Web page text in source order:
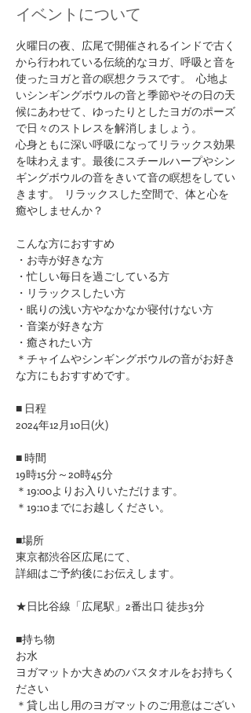
イベントについて
火曜日の夜、広尾で開催されるインドで古く
から行われている伝統的なヨガ、呼吸と音を
使ったヨガと音の瞑想クラスです。  心地よ
いシンギングボウルの音と季節やその日の天
候にあわせて、ゆったりとしたヨガのポーズ
で日々のストレスを解消しましょう。
心身ともに深い呼吸になってリラックス効果
を味わえます。最後にスチールハープやシン
ギングボウルの音をきいて音の瞑想をしてい
きます。  リラックスした空間で、体と心を
癒やしませんか？
​こんな方におすすめ
・お寺が好きな方
​・忙しい毎日を過ごしている方
・リラックスしたい方
・眠りの浅い方やなかなか寝付けない方
​・音楽が好きな方
​・癒されたい方
＊チャイムやシンギングボウルの音がお好き
な方にもおすすめです。
■ 日程
2024年12月10日(火)
■ 時間
19時15分～20時45分
＊19:00よりお入りいただけます。
＊19:10までにお越しください。
■場所
東京都渋谷区広尾にて、
詳細はご予約後にお伝えします。
★日比谷線「広尾駅」2番出口 徒歩3分
■持ち物
お水
ヨガマットか大きめのバスタオルをお持ちく
ださい
＊貸し出し用のヨガマットのご用意はござい